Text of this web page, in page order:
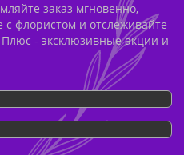
заказ мгновенно,
с флористом и отслеживайте
Плюс - эксклюзивные акции и